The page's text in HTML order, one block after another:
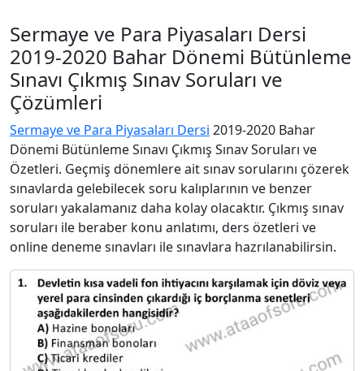
Sermaye ve Para Piyasaları Dersi
2019-2020 Bahar Dönemi Bütünleme
Sınavı Çıkmış Sınav Soruları ve
Çözümleri
Sermaye ve Para Piyasaları Dersi 2019-2020 Bahar
Dönemi Bütünleme Sınavı Çıkmış Sınav Soruları ve
Özetleri. Geçmiş dönemlere ait sınav sorularını çözerek
sınavlarda gelebilecek soru kalıplarının ve benzer
soruları yakalamanız daha kolay olacaktır. Çıkmış sınav
soruları ile beraber konu anlatımı, ders özetleri ve
online deneme sınavları ile sınavlara hazrılanabilirsin.